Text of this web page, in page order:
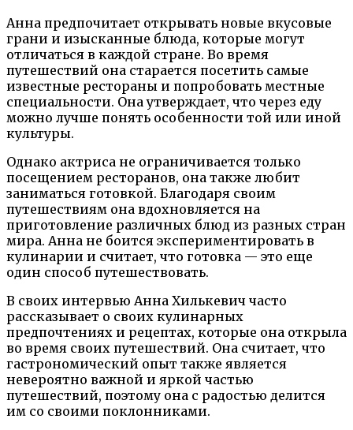
Анна предпочитает открывать новые вкусовые
грани и изысканные блюда, которые могут
отличаться в каждой стране. Во время
путешествий она старается посетить самые
известные рестораны и попробовать местные
специальности. Она утверждает, что через еду
можно лучше понять особенности той или иной
культуры.
Однако актриса не ограничивается только
посещением ресторанов, она также любит
заниматься готовкой. Благодаря своим
путешествиям она вдохновляется на
приготовление различных блюд из разных стран
мира. Анна не боится экспериментировать в
кулинарии и считает, что готовка — это еще
один способ путешествовать.
В своих интервью Анна Хилькевич часто
рассказывает о своих кулинарных
предпочтениях и рецептах, которые она открыла
во время своих путешествий. Она считает, что
гастрономический опыт также является
невероятно важной и яркой частью
путешествий, поэтому она с радостью делится
им со своими поклонниками.